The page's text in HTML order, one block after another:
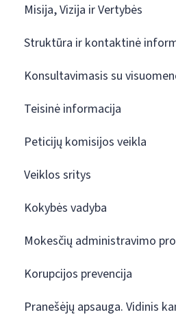
Misija, Vizija ir Vertybės
Struktūra ir kontaktinė
Konsultavimasis su
Teisinė informacija
Peticijų komisijos veikla
Veiklos sritys
Kokybės vadyba
Mokesčių administravimo
Korupcijos prevencija
Pranešėjų apsauga. Vidinis